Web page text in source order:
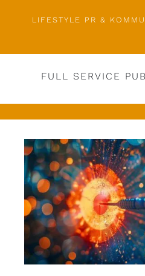
LIFESTYLE PR &
FULL SERVICE